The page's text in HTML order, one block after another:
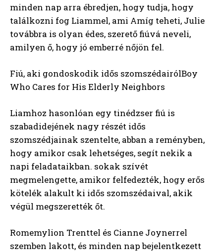
minden nap arra ébredjen, hogy tudja, hogy
találkozni fog Liammel, ami Amíg teheti, Julie
továbbra is olyan édes, szerető fiúvá neveli,
amilyen ő, hogy jó emberré nőjön fel.
Fiú, aki gondoskodik idős szomszédairólBoy
Who Cares for His Elderly Neighbors
Liamhoz hasonlóan egy tinédzser fiú is
szabadidejének nagy részét idős
szomszédjainak szentelte, abban a reményben,
hogy amikor csak lehetséges, segít nekik a
napi feladataikban. sokak szívét
megmelengette, amikor felfedezték, hogy erős
kötelék alakult ki idős szomszédaival, akik
végül megszerették őt.
Romemylion Trenttel és Cianne Joynerrel
szemben lakott, és minden nap bejelentkezett